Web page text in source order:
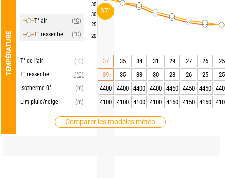
TEMPÉRATURE
T° air
(°C)
T° ressentie
(°C)
T° de l'air
(°C)
T° ressentie
(°C)
Isotherme 0°
(m)
Lim pluie/neige
(m)
Comparer les modèles météo
35
30
25
20
37 35 34 31 29 27 26
25
39
35 33 30 28 26 25
25
4400
4400 4400 4400 4450 4450 4450
4100
4100 4100 4100 4150 4150 4150
37°